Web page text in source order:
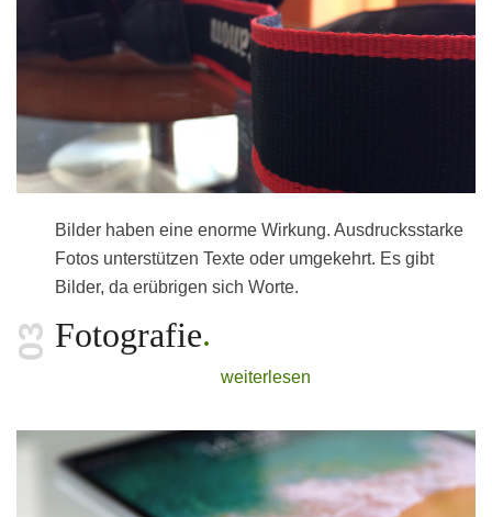
Bilder haben eine enorme Wirkung. Ausdrucksstarke
Fotos unterstützen Texte oder umgekehrt. Es gibt
Bilder, da erübrigen sich Worte.
Fotografie
weiterlesen